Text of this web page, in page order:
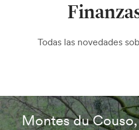
Todas las novedades
Montes du